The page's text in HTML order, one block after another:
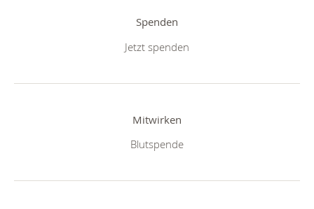
Spenden
Jetzt spenden
Mitwirken
Blutspende